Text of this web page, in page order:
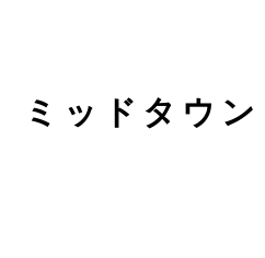
ミッドタウン